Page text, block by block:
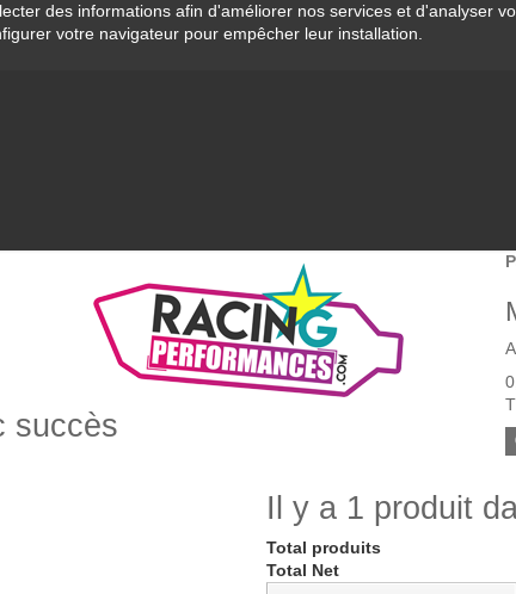
des informations afin d'améliorer nos services et d'analyser
votre navigateur pour empêcher leur installation.
succès
Il y a 1 produit
Total produits
Total Net